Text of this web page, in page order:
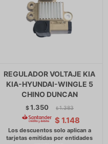
REGULADOR VOLTAJE KIA
KIA-HYUNDAI-WINGLE 5
CHINO DUNCAN
$1.350 $ 1.383
$ 1.148